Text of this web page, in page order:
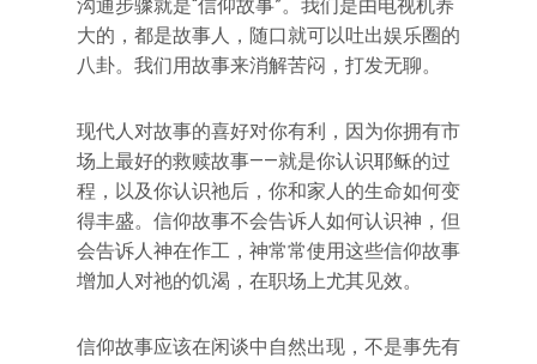
沟通步骤就是“信仰故事”。我们是由电视机养
大的，都是故事人，随口就可以吐出娱乐圈的
八卦。我们用故事来消解苦闷，打发无聊。
现代人对故事的喜好对你有利，因为你拥有市
场上最好的救赎故事——就是你认识耶稣的过
程，以及你认识祂后，你和家人的生命如何变
得丰盛。信仰故事不会告诉人如何认识神，但
会告诉人神在作工，神常常使用这些信仰故事
增加人对祂的饥渴，在职场上尤其见效。
信仰故事应该在闲谈中自然出现，不是事先有